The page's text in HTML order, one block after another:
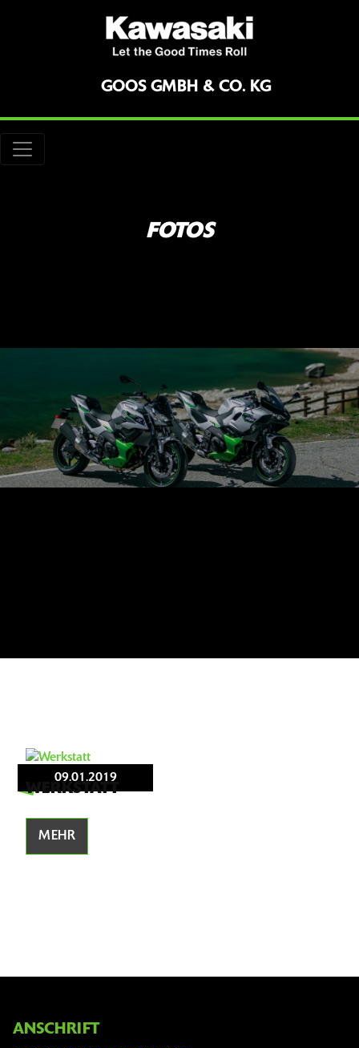
GOOS GMBH & CO. KG
FOTOS
09.01.2019
WERKSTATT
MEHR
ANSCHRIFT